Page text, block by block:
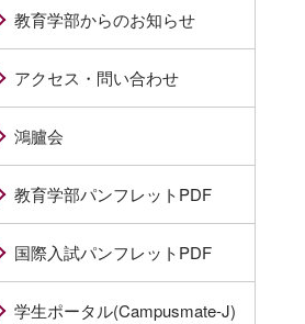
教育学部からのお知らせ
アクセス・問い合わせ
鴻臚会
教育学部パンフレットPDF
国際入試パンフレットPDF
学生ポータル(Campusmate-J)